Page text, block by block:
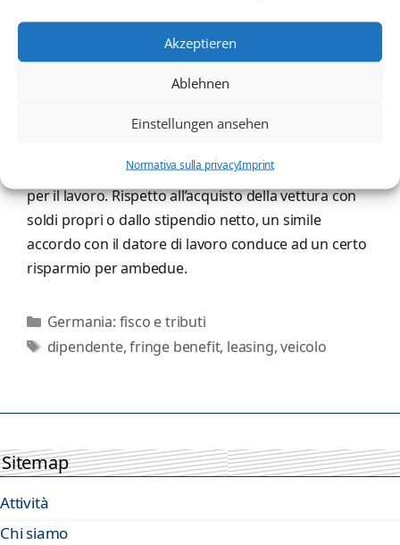
Akzeptieren
Ablehnen
Einstellungen ansehen
Normativa sulla privacyImprint
eur 700
= riduzione dello stipendio di 400 eur, con
corrispondente risparmio di imposte e contributi!
che il veicolo venga utilizzato dal dipendente in gran
turismo, vacanze in patria, e solo in modesta parte
per il lavoro. Rispetto all’acquisto della vettura con
soldi propri o dallo stipendio netto, un simile
accordo con il datore di lavoro conduce ad un certo
risparmio per ambedue.
Categorie
Germania: fisco e tributi
Tag
dipendente,fringe benefit, leasing,veicolo
Sitemap
Attività
Chi siamo